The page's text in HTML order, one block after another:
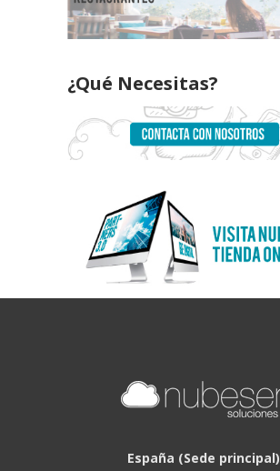
¿Qué Necesitas?
España (Sede principal)